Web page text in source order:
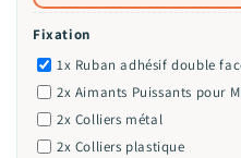
Fixation
1x Ruban adhésif double
2x Aimants Puissants pour
2x Colliers métal
2x Colliers plastique